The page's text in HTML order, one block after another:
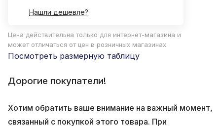
Нашли дешевле?
Цена действительна только для интернет-магазина и
может отличаться от цен в розничных магазинах
Посмотреть размерную таблицу
Дорогие покупатели!
Хотим обратить ваше внимание на важный момент,
связанный с покупкой этого товара. При